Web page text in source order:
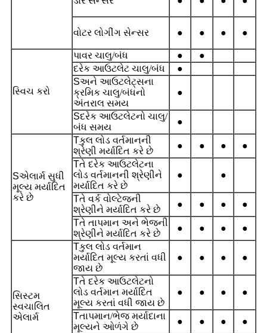
વોટર લોગીંગ સેન્સર ● ● ● ●
સ્વિચ કરો
પાવર ચાલુ/બંધ ●
●
દરેક આઉટલેટ ચાલુ/બંધ
●
Sઅને આઉટલેટ્સના
ક્રમિક ચાલુ/બંધનો
અંતરાલ સમય
●
Sદરેક આઉટલેટનો ચાલુ/
બંધ સમય
●
Sએલાર્મ સુધી
મૂલ્ય મર્યાદિત
કરે છે
Tકુલ લોડ વર્તમાનની
શ્રેણી મર્યાદિત કરે છે
● ● ●
●
Tતે દરેક આઉટલેટના
લોડ વર્તમાનની શ્રેણીને
મર્યાદિત કરે છે
● ●
Tતે વર્ક વોલ્ટેજની
શ્રેણીને મર્યાદિત કરે છે
● ● ●
●
Tતે તાપમાન અને ભેજની
શ્રેણીને મર્યાદિત કરે છે
● ● ● ●
સિસ્ટમ
સ્વચાલિત
એલાર્મ
Tકુલ લોડ વર્તમાન
મર્યાદિત મૂલ્ય કરતાં વધી
જાય છે
● ● ● ●
Tતે દરેક આઉટલેટનો
લોડ વર્તમાન મર્યાદિત
મૂલ્ય કરતાં વધી જાય છે
● ● ● ●
Tતાપમાન/ભેજ મર્યાદાના
મૂલ્યને ઓળંગે છે
● ● ●
●